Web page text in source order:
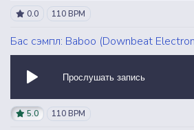
0.0 110 BPM
Бас сэмпл: Baboo (Downbeat
Прослушать запись
5.0 110 BPM